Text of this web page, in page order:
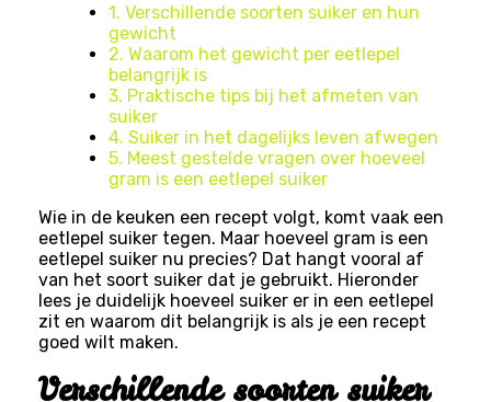
1. Verschillende soorten suiker en hun
gewicht
2. Waarom het gewicht per eetlepel
belangrijk is
3. Praktische tips bij het afmeten van
suiker
4. Suiker in het dagelijks leven afwegen
5. Meest gestelde vragen over hoeveel
gram is een eetlepel suiker
Wie in de keuken een recept volgt, komt vaak een
eetlepel suiker tegen. Maar hoeveel gram is een
eetlepel suiker nu precies? Dat hangt vooral af
van het soort suiker dat je gebruikt. Hieronder
lees je duidelijk hoeveel suiker er in een eetlepel
zit en waarom dit belangrijk is als je een recept
goed wilt maken.
Verschillende soorten suiker